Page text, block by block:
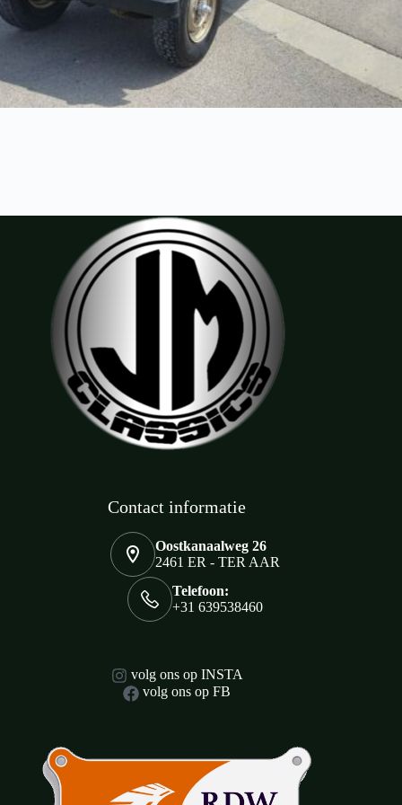
Contact informatie
Oostkanaalweg 26
2461 ER - TER AAR
Telefoon:
+31 639538460
volg ons op INSTA
volg ons op FB